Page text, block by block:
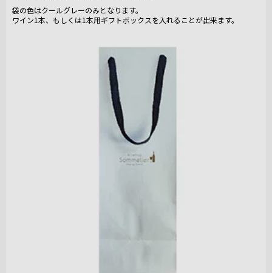
袋の色はクールグレーのみとなります。
ワイン1本、もしくは1本用ギフトボックスを入れることが出来ます。